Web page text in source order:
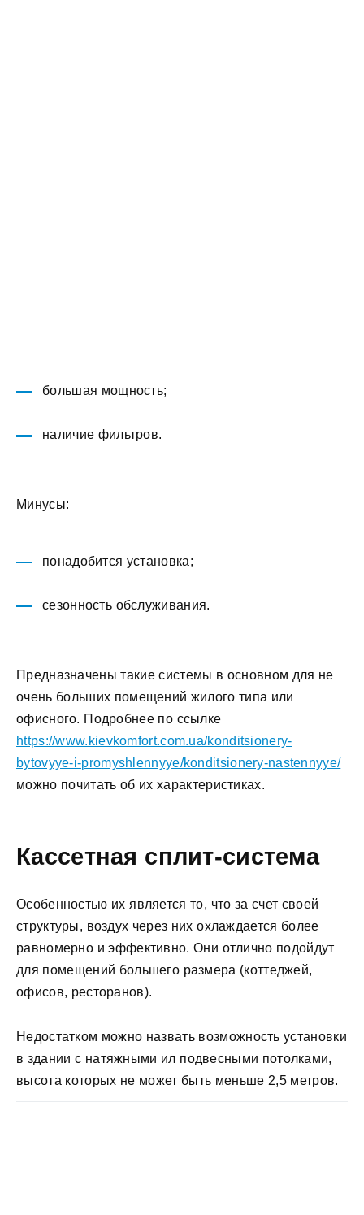
большая мощность;
наличие фильтров.
Минусы:
понадобится установка;
сезонность обслуживания.
Предназначены такие системы в основном для не
очень больших помещений жилого типа или
офисного. Подробнее по ссылке
https://www.kievkomfort.com.ua/konditsionery-
bytovyye-i-promyshlennyye/konditsionery-nastennyye/
можно почитать об их характеристиках.
Кассетная сплит-система
Особенностью их является то, что за счет своей
структуры, воздух через них охлаждается более
равномерно и эффективно. Они отлично подойдут
для помещений большего размера (коттеджей,
офисов, ресторанов).
Недостатком можно назвать возможность установки
в здании с натяжными ил подвесными потолками,
высота которых не может быть меньше 2,5 метров.